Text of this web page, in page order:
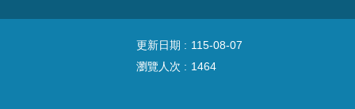
更新日期
115-08-07
瀏覽人次
1464